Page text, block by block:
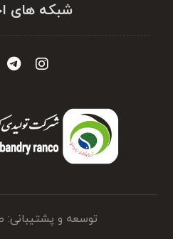
شبکه های
توسعه و